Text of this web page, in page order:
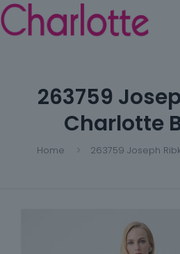
263759
Charlotte
Home 263759 Joseph